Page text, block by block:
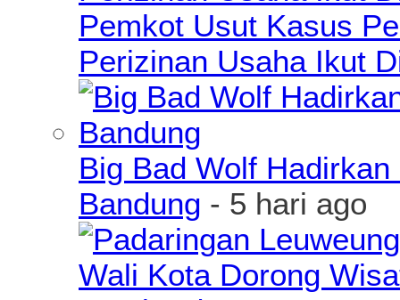
Pemkot Usut Kasus
Perizinan Usaha Ikut
Big Bad Wolf
Bandung - 5 hari ago